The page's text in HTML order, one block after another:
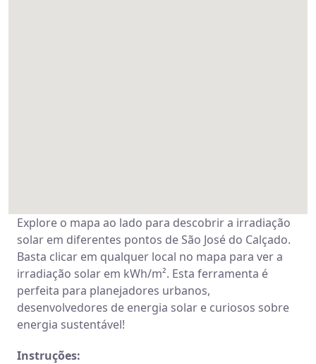
Explore o mapa ao lado para descobrir a irradiação
solar em diferentes pontos de São José do Calçado.
Basta clicar em qualquer local no mapa para ver a
irradiação solar em kWh/m². Esta ferramenta é
perfeita para planejadores urbanos,
desenvolvedores de energia solar e curiosos sobre
energia sustentável!
Instruções: